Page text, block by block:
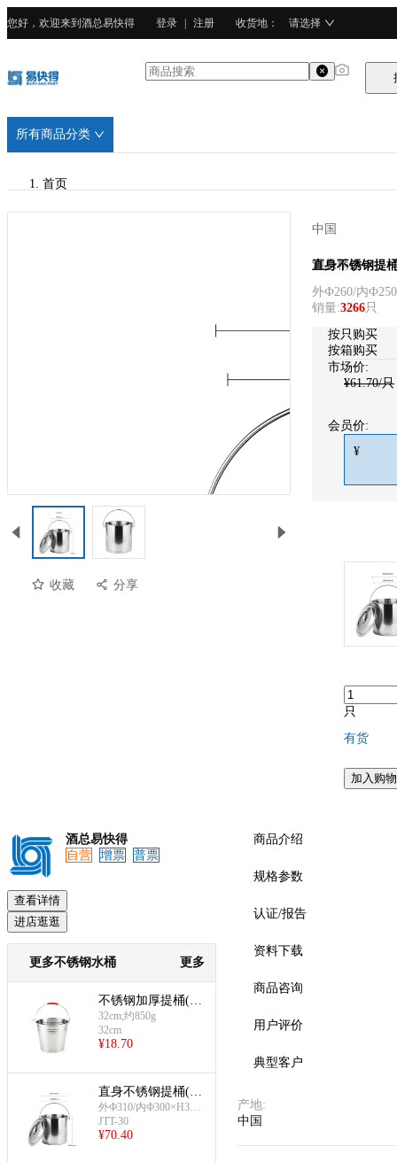
您好，欢迎来到酒总易快得 登录 注册 收货地 ： 请选择
所有商品分类
首页
预览
收藏 分享
中国
酒总精选
直身不锈钢提
外Ф260/内
销量:3266只
按只购买
按箱购买
市场价:
¥61.70/只
会员价:
¥
只
有货
加入购
酒总易快得
自营
增票 普票
查看详情
进店逛逛
更多不锈钢水桶 更多
不锈钢加厚提桶(32
cm)
32cm;约850g
32cm
¥18.70
直身不锈钢提桶(Ф
300×H300mm)
外Ф310/内Ф300×H300
mm
JTT-30
¥70.40
商品介绍
规格参数
认证/报告
资料下载
商品咨询
用户评价
典型客户
产地:
中国